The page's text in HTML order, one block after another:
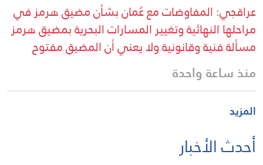
عراقجي: المفاوضات مع عُمان بشأن مضيق هرمز في
مراحلها النهائية وتغيير المسارات البحرية بمضيق هرمز
مسألة فنية وقانونية ولا يعني أن المضيق مفتوح
منذ ساعة واحدة
المزيد
أحدث الأخبار